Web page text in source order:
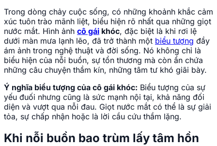
Trong dòng chảy cuộc sống, có những khoảnh khắc cảm
xúc tuôn trào mãnh liệt, biểu hiện rõ nhất qua những giọt
nước mắt. Hình ảnh cô gái khóc, đặc biệt là khi rơi lệ
dưới màn mưa lạnh lẽo, đã trở thành một biểu tượng đầy
ám ảnh trong nghệ thuật và đời sống. Nó không chỉ là
biểu hiện của nỗi buồn, sự tổn thương mà còn ẩn chứa
những câu chuyện thầm kín, những tâm tư khó giãi bày.
Ý nghĩa biểu tượng của cô gái khóc: Biểu tượng của sự
yếu đuối nhưng cũng là sức mạnh nội tại, khả năng đối
diện và vượt qua nỗi đau. Giọt nước mắt có thể là sự giải
tỏa, sự chấp nhận hoặc là lời cầu cứu thầm lặng.
Khi nỗi buồn bao trùm lấy tâm hồn